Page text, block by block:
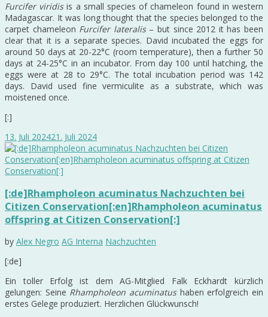
Furcifer viridisis a small species of chameleon found in western
Madagascar. It was long thought that the species belonged to the
carpet chameleon Furcifer lateralis– but since 2012 it has been
clear that it is a separate species. David incubated the eggs for
around 50 days at 20-22°C (room temperature), then a further 50
days at 24-25°C in an incubator. From day 100 until hatching, the
eggs were at 28 to 29°C. The total incubation period was 142
days. David used fine vermiculite as a substrate, which was
moistened once.
[:]
13. Juli 202421. Juli 2024
[:de]Rhampholeon acuminatus Nachzuchten bei
Citizen Conservation[:en]Rhampholeon acuminatus
offspring at Citizen Conservation[:]
by Alex Negro AG Interna Nachzuchten
[:de]
Ein toller Erfolg ist dem AG-Mitglied Falk Eckhardt kürzlich
gelungen: Seine Rhampholeon acuminatus haben erfolgreich ein
erstes Gelege produziert. Herzlichen Glückwunsch!